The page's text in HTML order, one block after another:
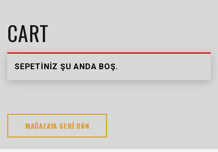
CART
SEPETINIZ ŞU ANDA BOŞ.
MAĞAZAYA GERI DÖN